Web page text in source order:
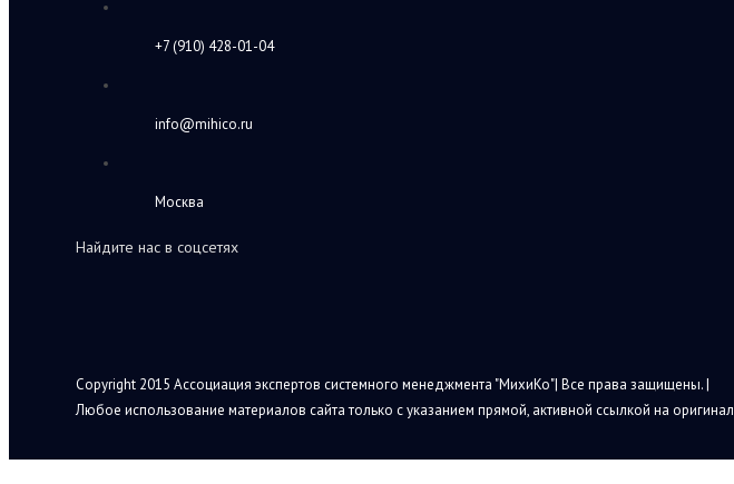
+7 (910) 428-01-04
info@mihico.ru
Москва
Найдите нас в соцсетях
Copyright 2015 Ассоциация экспертов системного менеджмента "МихиКо"| Все права защищены. |
Любое использование материалов сайта только с указанием прямой, активной ссылкой на оригинал